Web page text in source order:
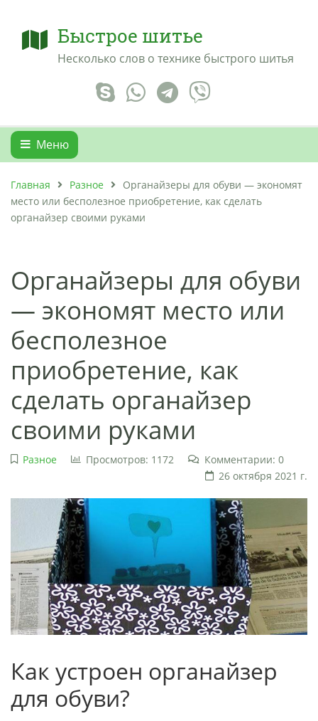
Быстрое шитье
Несколько слов о технике быстрого шитья
Меню
Главная Разное
Органайзеры для обуви — экономят
место или бесполезное приобретение, как сделать
органайзер своими руками
Органайзеры для обуви
— экономят место или
бесполезное
приобретение, как
сделать органайзер
своими руками
Разное Просмотров: 1172
Комментарии: 0
26 октября 2021 г.
Как устроен органайзер
для обуви?